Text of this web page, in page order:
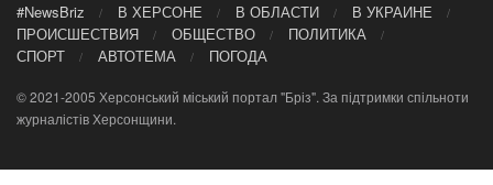
#NewsBriz В ХЕРСОНЕ В ОБЛАСТИ
В УКРАИНЕ
ПРОИСШЕСТВИЯ
ОБЩЕСТВО
ПОЛИТИКА
СПОРТ
АВТОТЕМА ПОГОДА
© 2021-2005 Херсонський міський портал "Бріз". За підтримки спільноти
журналістів Херсонщини.